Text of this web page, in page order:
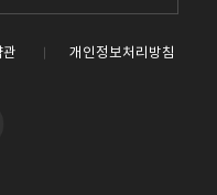
개인정보처리방침